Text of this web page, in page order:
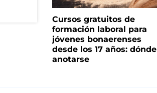
Cursos gratuitos de
formación laboral para
jóvenes bonaerenses
desde los 17 años: dónde
anotarse